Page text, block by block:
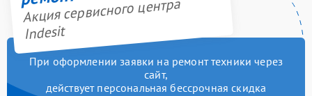
Акция сервисного центра
Indesit
При оформлении заявки на ремонт техники через
сайт,
действует персональная бессрочная скидка